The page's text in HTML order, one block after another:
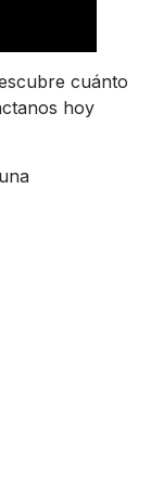
cuánto
hoy